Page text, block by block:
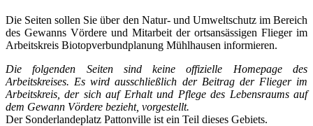
Die Seiten sollen Sie über den Natur- und Umweltschutz im Bereich
des Gewanns Vördere und Mitarbeit der ortsansässigen Flieger im
Arbeitskreis Biotopverbundplanung Mühlhausen informieren.
Die folgenden Seiten sind keine offizielle Homepage des
Arbeitskreises. Es wird ausschließlich der Beitrag der Flieger im
Arbeitskreis, der sich auf Erhalt und Pflege des Lebensraums auf
dem Gewann Vördere bezieht, vorgestellt.
Der Sonderlandeplatz Pattonville ist ein Teil dieses Gebiets.